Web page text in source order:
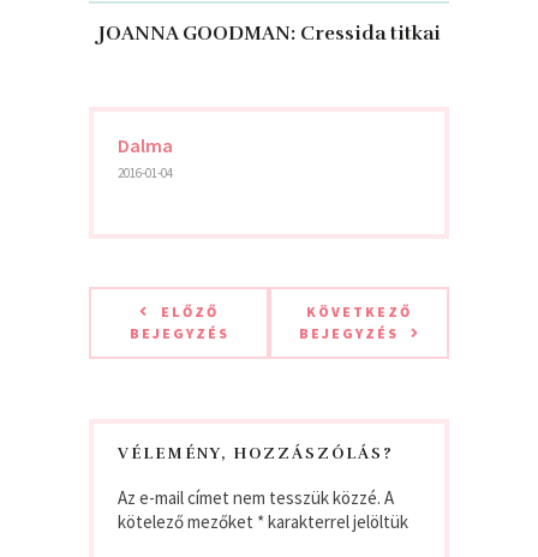
JOANNA GOODMAN: Cressida ​titkai
Dalma
2016-01-04
ELŐZŐ
BEJEGYZÉS
KÖVETKEZŐ
BEJEGYZÉS
VÉLEMÉNY, HOZZÁSZÓLÁS?
Az e-mail címet nem tesszük közzé. A
kötelező mezőket *karakterrel jelöltük